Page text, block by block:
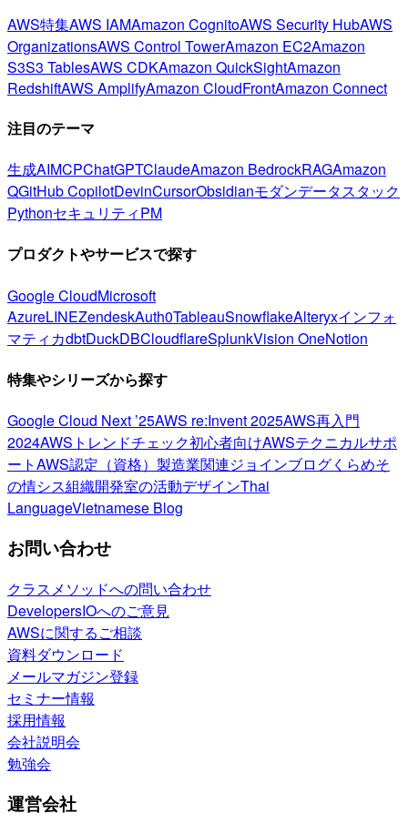
AWS特集AWS IAMAmazon CognitoAWS Security HubAWS
OrganizationsAWS Control TowerAmazon EC2Amazon
S3S3 TablesAWS CDKAmazon QuickSightAmazon
RedshiftAWS AmplifyAmazon CloudFrontAmazon Connect
注目のテーマ
生成AIMCPChatGPTClaudeAmazon BedrockRAGAmazon
QGitHub CopilotDevinCursorObsidianモダンデータスタック
PythonセキュリティPM
プロダクトやサービスで探す
Google CloudMicrosoft
AzureLINEZendeskAuth0TableauSnowflakeAlteryxインフォ
マティカdbtDuckDBCloudflareSplunkVision OneNotion
特集やシリーズから探す
Google Cloud Next ’25AWS re:Invent 2025AWS再入門
2024AWSトレンドチェック初心者向けAWSテクニカルサポ
ートAWS認定（資格） 製造業関連ジョインブログくらめそ
の情シス組織開発室の活動デザインThai
LanguageVietnamese Blog
お問い合わせ
クラスメソッドへの問い合わせ
DevelopersIOへのご意見
AWSに関するご相談
資料ダウンロード
メールマガジン登録
セミナー情報
採用情報
会社説明会
勉強会
運営会社